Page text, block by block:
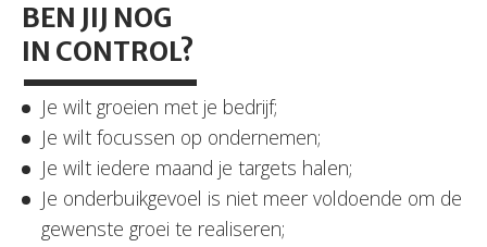
BEN JIJ NOG
IN CONTROL?
Je wilt groeien met je bedrijf;
Je wilt focussen op ondernemen;
Je wilt iedere maand je targets halen;
Je onderbuikgevoel is niet meer voldoende om de
gewenste groei te realiseren;